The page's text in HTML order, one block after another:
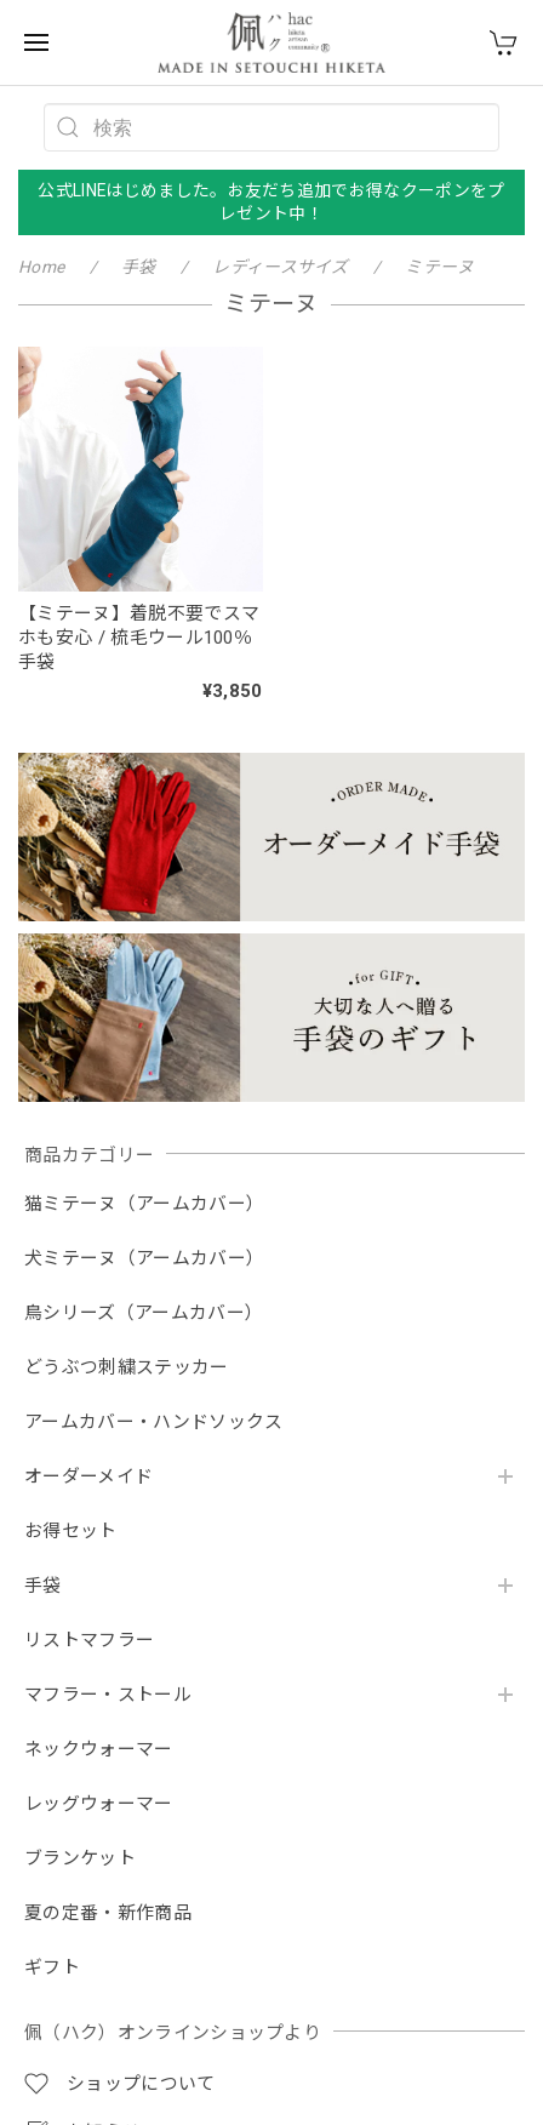
公式LINEはじめました。お友だち追加でお得なクーポンをプ
レゼント中！
商品カテゴリー
猫ミテーヌ（アームカバー）
犬ミテーヌ（アームカバー）
鳥シリーズ（アームカバー）
どうぶつ刺繍ステッカー
アームカバー・ハンドソックス
オーダーメイド
お得セット
手袋
リストマフラー
マフラー・ストール
ネックウォーマー
レッグウォーマー
ブランケット
夏の定番・新作商品
ギフト
佩（ハク）オンラインショップより
ショップについて
Home 手袋 レディースサイズ ミテーヌ
ミテーヌ
【ミテーヌ】着脱不要でスマ
ホも安心 / 梳毛ウール100％
手袋
¥3,850